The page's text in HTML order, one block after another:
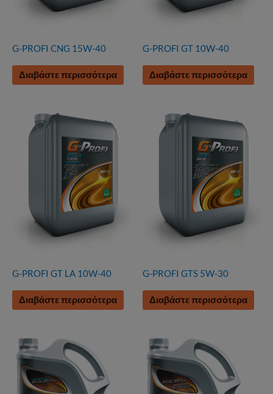
G-PROFI CNG 15W-40
Διαβάστε περισσότερα
G-PROFI GT 10W-40
Διαβάστε περισσότερα
G-PROFI GT LA 10W-40
Διαβάστε περισσότερα
G-PROFI GTS 5W-30
Διαβάστε περισσότερα